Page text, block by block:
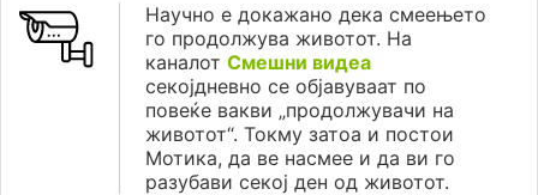
Научно е докажано дека смеењето
го продолжува животот. На
каналот Смешни видеа
секојдневно се објавуваат по
повеќе вакви „продолжувачи на
животот“. Токму затоа и постои
Мотика, да ве насмее и да ви го
разубави секој ден од животот.